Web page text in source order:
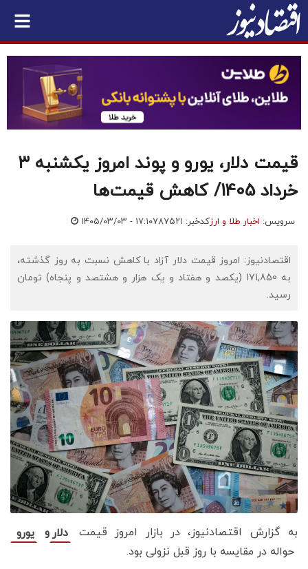
قیمت دلار، یورو و پوند امروز یکشنبه ۳
خرداد 1405/ کاهش قیمت‌ها
سرویس: اخبار طلا و ارزکدخبر: ۷۸۷۵۲۱ ۱۴۰۵/۰۳/۰۳ - ۱۷:۱۰
اقتصادنیوز: امروز قیمت دلار آزاد با کاهش نسبت به روز گذشته،
به 171,850 (یکصد و هفتاد و یک هزار و هشتصد و پنجاه) تومان
رسید.
به گزارش اقتصادنیوز، در بازار امروز قیمت دلار و
یورو
حواله در مقایسه با روز قبل نزولی بود.